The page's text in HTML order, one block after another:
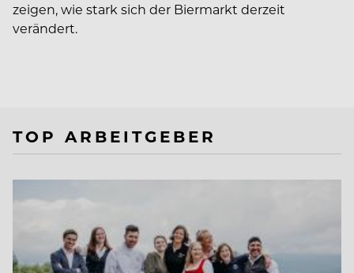
zeigen, wie stark sich der Biermarkt derzeit
verändert.
TOP ARBEITGEBER